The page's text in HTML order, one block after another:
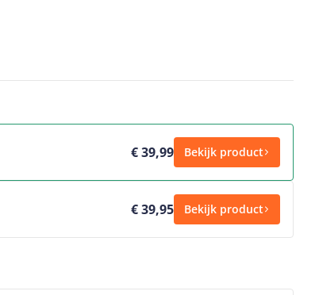
€ 39,99 Bekijk product
€ 39,95 Bekijk product